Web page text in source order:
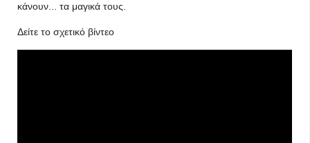
κάνουν... τα μαγικά τους.
Δείτε το σχετικό βίντεο